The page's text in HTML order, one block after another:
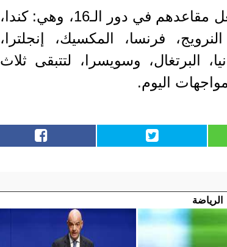
وكان 13 منتخبًا قد حجزوا بالفعل مقاعدهم في دور الـ16، وهي: كندا،
فرنسا، المكسيك، إنجلترا،
البرتغال، وسويسرا، لتتبقى ثلاث
اليوم.
الرياضة